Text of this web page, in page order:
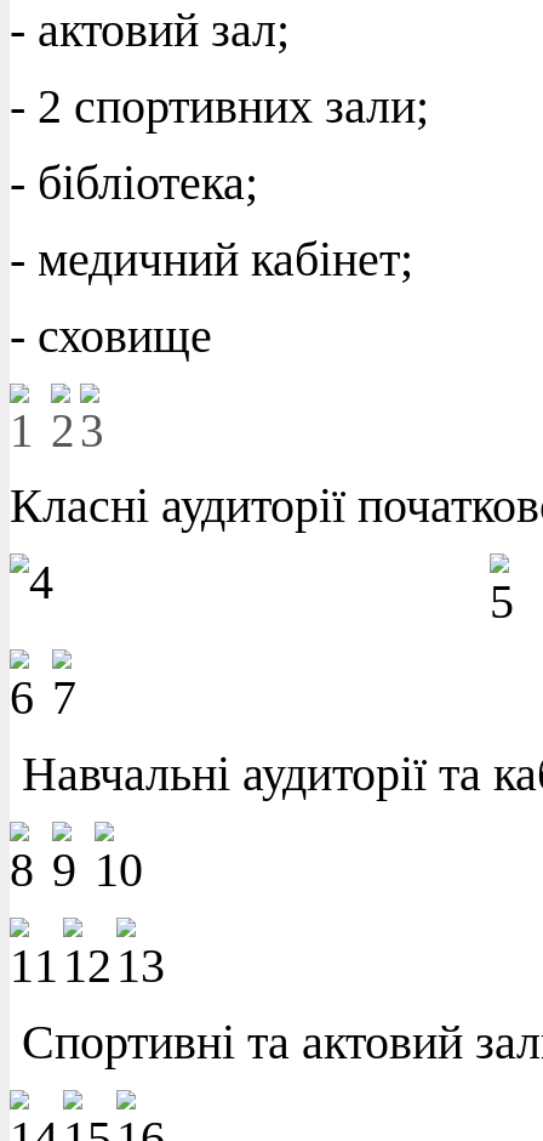
- актовий зал;
- 2 спортивних зали;
- бібліотека;
- медичний кабінет;
- сховище
Класні аудиторії
Навчальні аудиторії та
Спортивні та актовий